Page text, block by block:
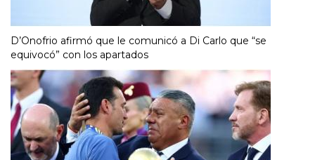
D’Onofrio afirmó que le comunicó a Di Carlo que “se
equivocó” con los apartados